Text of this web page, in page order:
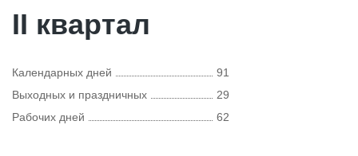
II квартал
Календарных дней
91
Выходных и праздничных
29
Рабочих дней
62